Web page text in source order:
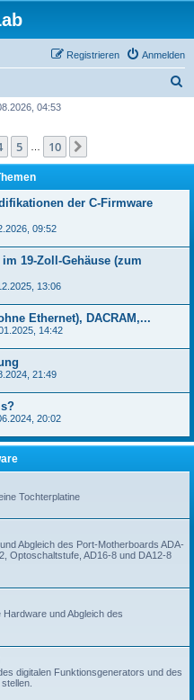
Anmelden
Registrieren
e
04:53
5 10
der C-Firmware
09:52
19-Zoll-Gehäuse (zum
13:06
Ethernet), DACRAM,...
14:42
21:49
20:02
Tochterplatine
Abgleich des Port-Motherboards ADA-
Optoschaltstufe, AD16-8 und DA12-8
und Abgleich des
digitalen Funktionsgenerators und des